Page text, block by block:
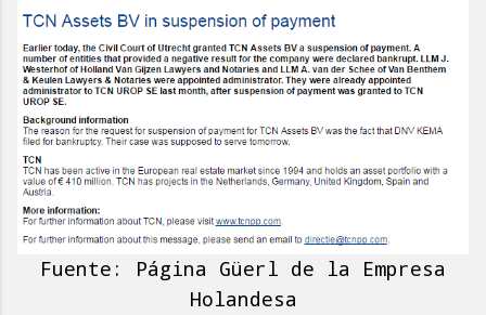
Fuente: Página Güerl de la Empresa
Holandesa